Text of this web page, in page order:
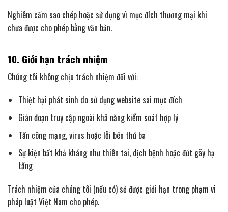
Nghiêm cấm sao chép hoặc sử dụng vì mục đích thương mại khi
chưa được cho phép bằng văn bản.
10. Giới hạn trách nhiệm
Chúng tôi không chịu trách nhiệm đối với:
Thiệt hại phát sinh do sử dụng website sai mục đích
Gián đoạn truy cập ngoài khả năng kiểm soát hợp lý
Tấn công mạng, virus hoặc lỗi bên thứ ba
Sự kiện bất khả kháng như thiên tai, dịch bệnh hoặc đứt gãy hạ
tầng
Trách nhiệm của chúng tôi (nếu có) sẽ được giới hạn trong phạm vi
pháp luật Việt Nam cho phép.